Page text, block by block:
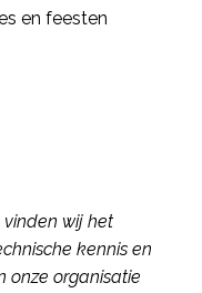
en feesten
wij het
kennis en
onze organisatie